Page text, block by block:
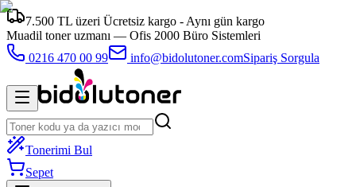
7.500 TL üzeri Ücretsiz kargo - Aynı gün kargo
Muadil toner uzmanı — Ofis 2000 Büro Sistemleri
0216 470 00 99
info@bidolutoner.comSipariş Sorgula
Tonerimi Bul
Sepet